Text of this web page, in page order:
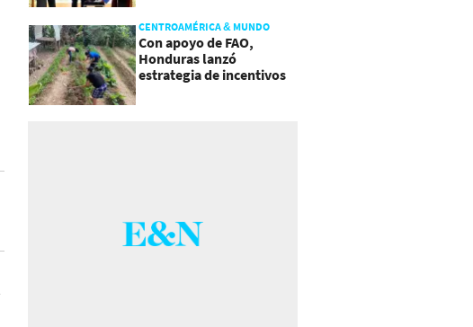
CENTROAMÉRICA & MUNDO
Con apoyo de FAO,
Honduras lanzó
estrategia de incentivos